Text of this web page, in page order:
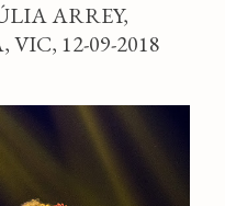
ARREY,
12-09-2018